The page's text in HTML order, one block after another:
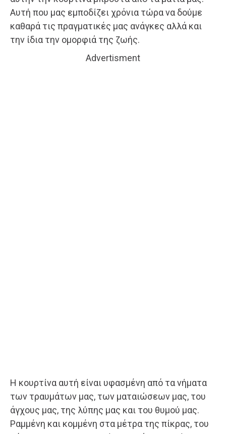
Αυτή που μας εμποδίζει χρόνια τώρα να δούμε
καθαρά τις πραγματικές μας ανάγκες αλλά και
την ίδια την ομορφιά της ζωής.
Advertisment
Η κουρτίνα αυτή είναι υφασμένη από τα νήματα
των τραυμάτων μας, των ματαιώσεων μας, του
άγχους μας, της λύπης μας και του θυμού μας.
Ραμμένη και κομμένη στα μέτρα της πίκρας, του